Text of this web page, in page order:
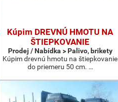
Kúpim DREVNÚ HMOTU NA
ŠTIEPKOVANIE
Prodej / Nabídka > Palivo, brikety
Kúpim drevnú hmotu na štiepkovanie
do priemeru 50 cm. …